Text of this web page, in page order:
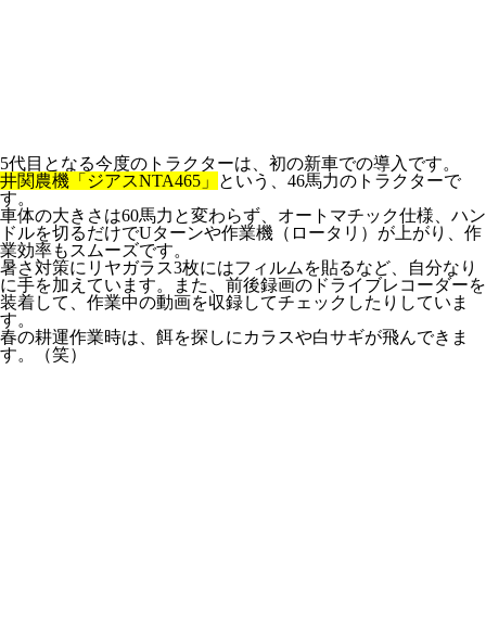
5代目となる今度のトラクターは、初の新車での導入です。
井関農機「ジアスNTA465」
という、46馬力のトラクターで
す。
車体の大きさは60馬力と変わらず、オートマチック仕様、ハン
ドルを切るだけでUターンや作業機（ロータリ）が上がり、作
業効率もスムーズです。
暑さ対策にリヤガラス3枚にはフィルムを貼るなど、自分なり
に手を加えています。また、前後録画のドライブレコーダーを
装着して、作業中の動画を収録してチェックしたりしていま
す。
春の耕運作業時は、餌を探しにカラスや白サギが飛んできま
す。（笑）